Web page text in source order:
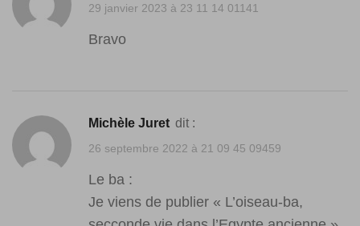
29 janvier 2023 à 23 11 14 01141
Bravo
Michèle Juret dit :
26 septembre 2022 à 21 09 45 09459
Le ba :
Je viens de publier « L’oiseau-ba,